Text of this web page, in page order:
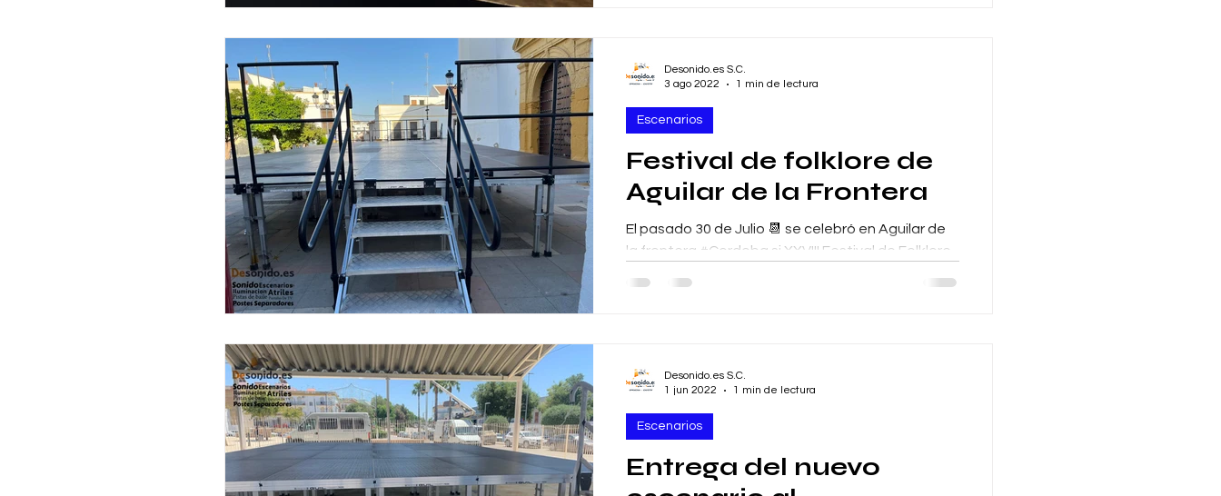
Festival de folklore de
Aguilar de la Frontera
El pasado 30 de Julio 📆 se celebró en Aguilar de
la frontera #Cordoba si XXVIII Festival de Folklore
Escenarios
Desonido.es S.C.
3 ago 2022
1 min de lectura
Entrega del nuevo
Escenarios
Desonido.es S.C.
1 jun 2022
1 min de lectura